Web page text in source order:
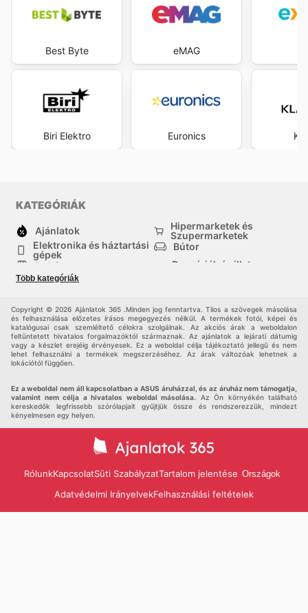
Best Byte
Biri Elektro
eMAG
Euronics
KATEGÓRIÁK
Ajánlatok
Hipermarketek és
Szupermarketek
Elektronika és háztartási
gépek
Bútor
Ruházat
Drogériák és illatszer-
háztartási cikkek
Több kategóriák
Copyright © 2026 Ajánlatok 365 .Minden jog fenntartva. Tilos a szövegek másolása
és felhasználása előzetes írásos megegyezés nélkül. A termékek fotói, képei és
katalógusai csak szemléltető célokra szolgálnak. Az akciós árak a weboldalon
feltüntetett hivatalos forgalmazóktól származnak. Az ajánlatok a lejárati dátumig
vagy a készlet erejéig érvényesek. Ez a weboldal célja tájékoztató jellegű és nem
lehet felhasználni a termékek megszerzéséhez. Az árak változóak lehetnek a
lokációtól függően.
Ez a weboldal nem áll kapcsolatban a ASUS áruházzal, és az áruház nem támogatja,
valamint nem célja a hivatalos weboldal másolása. Az Ön környékén található
kereskedők legfrissebb szórólapjait gyűjtjük össze és rendszerezzük, mindezt
kényelmesen egy helyen.
RólunkKapcsolatSüti SzabályzatTartalom jelentése Országok
Adatvédelmi IrányelvekFelhasználási feltételek